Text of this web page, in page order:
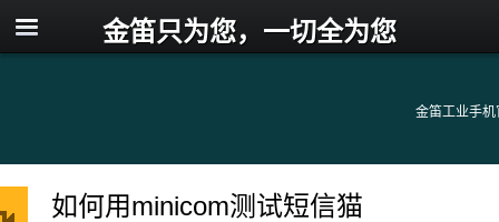
金笛工业手机
金笛只为您，一切全为您
如何用minicom测试短信猫